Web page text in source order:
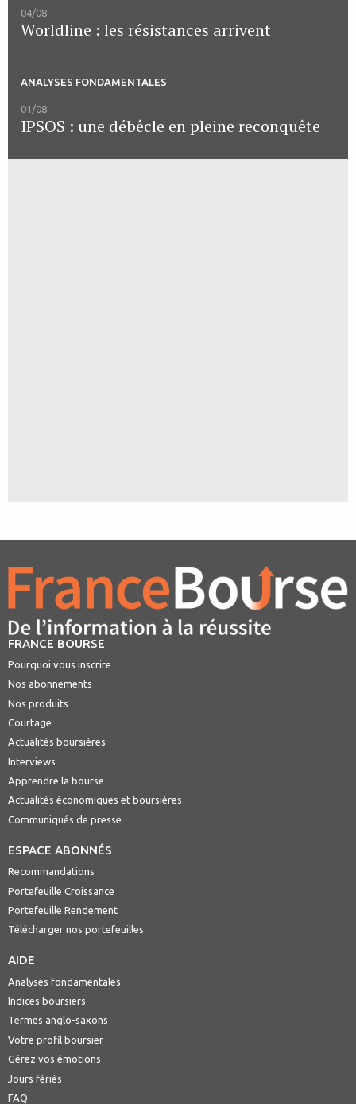
04/08
Worldline : les résistances arrivent
ANALYSES FONDAMENTALES
01/08
IPSOS : une débêcle en pleine reconquête
FRANCE BOURSE
Pourquoi vous inscrire
Nos abonnements
Nos produits
Courtage
Actualités boursières
Interviews
Apprendre la bourse
Actualités économiques et boursières
Communiqués de presse
ESPACE ABONNÉS
Recommandations
Portefeuille Croissance
Portefeuille Rendement
Télécharger nos portefeuilles
AIDE
Analyses fondamentales
Indices boursiers
Termes anglo-saxons
Votre profil boursier
Gérez vos émotions
Jours fériés
FAQ